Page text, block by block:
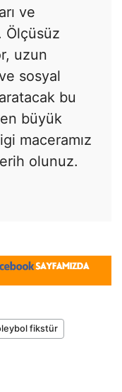
ve
Ölçüsüz
uzun
sosyal
bu
büyük
maceramız
olunuz.
fikstür